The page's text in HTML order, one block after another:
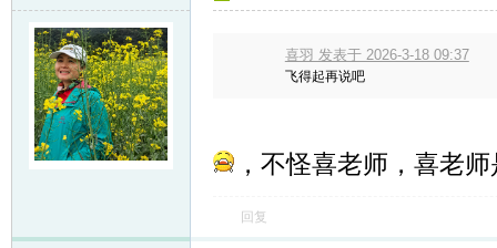
喜羽 发表于 2026-3-18 09:37
飞得起再说吧
，不怪喜老师，喜老
回复